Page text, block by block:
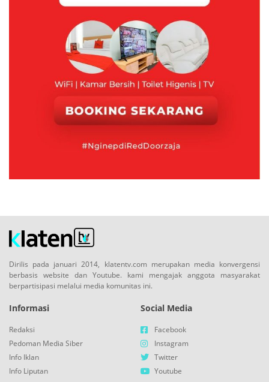
Dirilis pada januari 2014, klatentv.com merupakan media konvergensi
berbasis website dan Youtube. kami mengajak anggota masyarakat
berpartisipasi melalui media komunitas ini.
Informasi
Redaksi
Pedoman Media Siber
Info Iklan
Info Liputan
Social Media
Facebook
Instagram
Twitter
Youtube